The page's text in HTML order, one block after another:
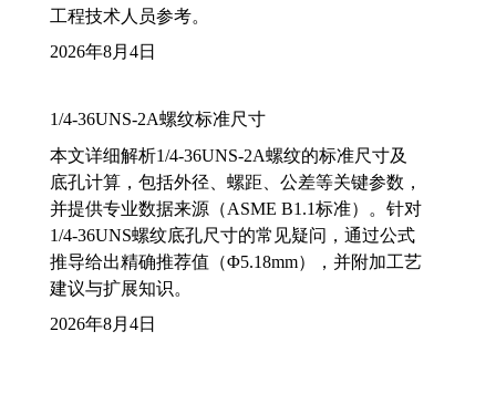
工程技术人员参考。
2026年8月4日
1/4-36UNS-2A螺纹标准尺寸
本文详细解析1/4-36UNS-2A螺纹的标准尺寸及
底孔计算，包括外径、螺距、公差等关键参数，
并提供专业数据来源（ASME B1.1标准）。针对
1/4-36UNS螺纹底孔尺寸的常见疑问，通过公式
推导给出精确推荐值（Φ5.18mm），并附加工艺
建议与扩展知识。
2026年8月4日